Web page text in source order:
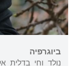
ביוגרפיה
נולד וחי בדלית